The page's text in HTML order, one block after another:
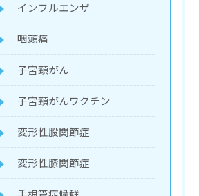
インフルエンザ
咽頭痛
子宮頸がん
子宮頸がんワクチン
変形性股関節症
変形性膝関節症
お問い合わせはこちら